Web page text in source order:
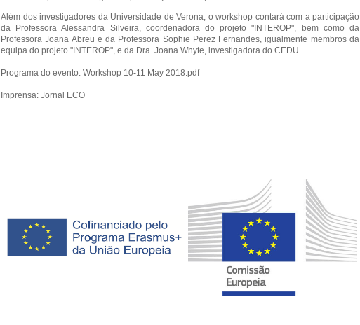
Além dos investigadores da Universidade de Verona, o workshop contará com a participação
da Professora Alessandra Silveira, coordenadora do projeto "INTEROP", bem como da
Professora Joana Abreu e da Professora Sophie Perez Fernandes, igualmente membros da
equipa do projeto "INTEROP", e da Dra. Joana Whyte, investigadora do CEDU.
Programa do evento: Workshop 10-11 May 2018.pdf
Imprensa: Jornal ECO